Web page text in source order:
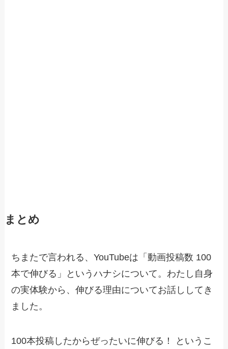
まとめ
ちまたで言われる、YouTubeは「動画投稿数 100
本で伸びる」というハナシについて。わたし自身
の実体験から、伸びる理由についてお話ししてき
ました。
100本投稿したからぜったいに伸びる！ というこ